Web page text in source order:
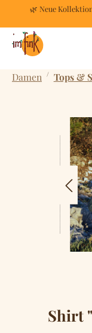
Zum Hauptinhalt
🌿 Neue
Damen / Tops &
Shirt